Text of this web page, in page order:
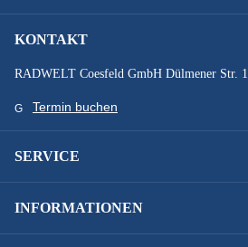
Technische
vorbehalten.
KONTAKT
RADWELT Coesfeld GmbH Dülmener Str.
Termin buchen
SERVICE
INFORMATIONEN